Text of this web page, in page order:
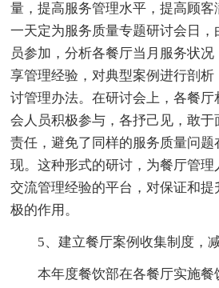
量，提高服务管理水平，提高顾
一天定为服务质量专题研讨会日，
员参加，分析各餐厅当月服务状
享管理经验，对典型案例进行剖
讨管理办法。在研讨会上，各餐
会人员积极参与，各抒己见，敢于
责任，避免了同样的服务质量问题
现。这种形式的研讨，为餐厅管理
交流管理经验的平台，对保证和
极的作用。
5、建立餐厅案例收集制度，
本年度餐饮部在各餐厅实施